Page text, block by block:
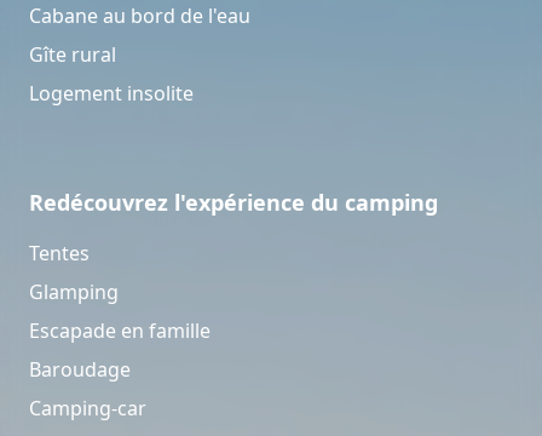
Cabane au bord de l'eau
Gîte rural
Logement insolite
Redécouvrez l'expérience du camping
Tentes
Glamping
Escapade en famille
Baroudage
Camping-car